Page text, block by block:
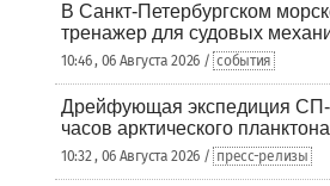
В Санкт-Петербургском
тренажер для судовых
10:46 , 06 Августа 2026 / события
Дрейфующая экспедиция СП-
часов арктического
10:32 , 06 Августа 2026 / пресс-релизы